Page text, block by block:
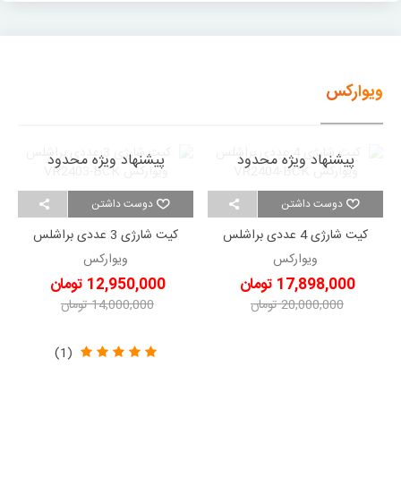
ویوارکس
دوست داشتن
پیشنهاد ویژه محدود
کیت شارژی 4 عددی براشلس
ویوارکس VR2404-BCKویوارکس
17,898,000 تومان
20,000,000 تومان
دوست داشتن
پیشنهاد ویژه محدود
کیت شارژی 3 عددی براشلس
ویوارکس VR2403-BCKویوارکس
12,950,000 تومان
14,000,000 تومان
(1)